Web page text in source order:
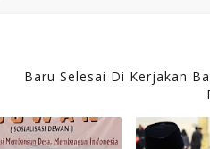
Baru Selesai Di Kerjakan